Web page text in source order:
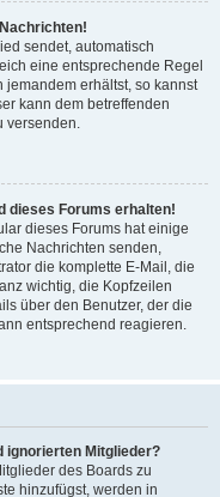
sendet, automatisch
eine entsprechende Regel
erhältst, so kannst
kann dem betreffenden
versenden.
dieses Forums erhalten!
dieses Forums hat einige
Nachrichten senden,
die komplette E-Mail, die
wichtig, die Kopfzeilen
über den Benutzer, der die
entsprechend reagieren.
ignorierten Mitglieder?
des Boards zu
hinzufügst, werden in